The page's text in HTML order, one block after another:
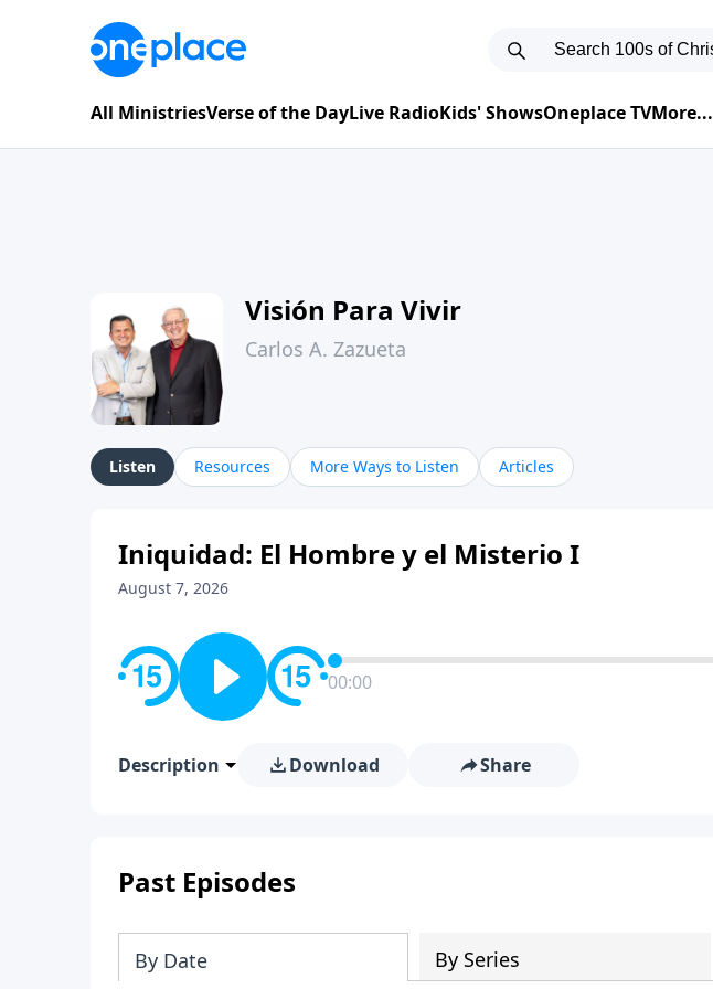
All MinistriesVerse of the DayLive RadioKids' ShowsOneplace TVMore...
Visión Para Vivir
Carlos A. Zazueta
Listen Resources More Ways to Listen Articles
Iniquidad: El Hombre y el Misterio I
August 7, 2026
00:00
Description Download Share
Past Episodes
By Date By Series